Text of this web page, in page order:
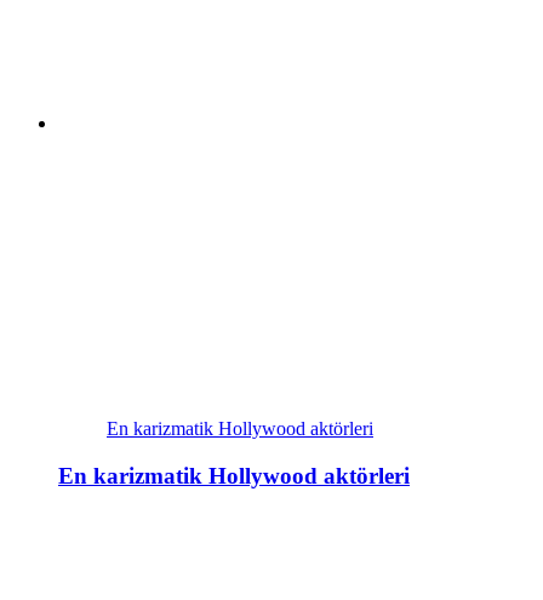
En karizmatik Hollywood aktörleri
En karizmatik Hollywood aktörleri